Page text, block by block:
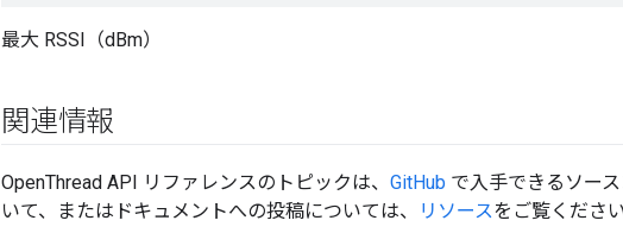
最大 RSSI（dBm）
関連情報
OpenThread API リファレンスのトピックは、 GitHub で入手できるソー
いて、またはドキュメントへの投稿については、
リソースをご覧ください